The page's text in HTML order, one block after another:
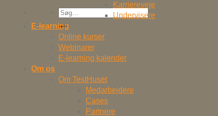
Søg
efter:
Karriereveje
Undervisere
E-learning
Online kurser
Webinarer
E-learning kalender
Om os
Om TestHuset
Medarbejdere
Cases
Partnere